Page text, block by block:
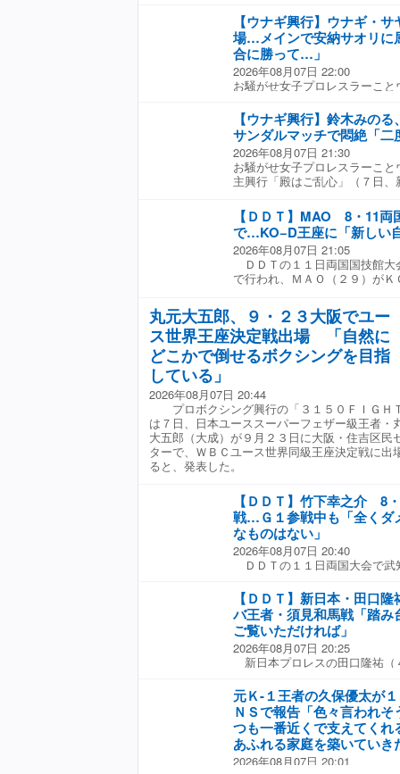
ベルトを守り続けることを誓
向けて「もっともっといろん
どんどん名を挙げてきてほし
ける」と戦う王者を宣言してい
っていた。
スピードは封じられていく
ング式ＤＤＴをくらって劣勢
されるが、スーパーフライを
スターで放り投げた。白熱の
エルボーの壮絶な打ち合いに
ント２でしのいだ中嶋は、ス
こん身のノーザンライトボム
２月末の初参戦から約５か月
めて「火祭り刀」を手にした
ランブル」を制した黒潮ＴＯ
木場１ｓｔＲＩＮＧ大会での
らもこれを受諾。最後は「Ｉ
さんの代名詞「１、２、３
バックステージでは「俺は歴
いるのか、リング上で考えた
歴史、いいものはある。だけ
ね。そのために俺はこの火祭
と初Ｖの喜びを語った。 さ
挙げ、「初出場、初優勝、初
初の破壊だ。この先どうなる
い。だけど、この火祭り刀を
す」と宣言。今後もゼロワン
【ウナギ興行】ウナギ・
場…メインで安納サオリに
合に勝って…」
2026年08月07日 22:00
お騒がせ女子プロレスラーこ
リ（スターダム）に敗北を
場という過酷なスケジュール
設けられた。リングで「ライ
を中断してウナギにとって有
できるのだ。 試合は、序盤か
た。ゴングと同時にジャーマ
がれないほどのダメージを負
イフライン使いや。無理やろ
た。 しかし「私は、８月１６
園大会）、安納とタッグベル
とこでライフラインなんか使
ルボーを打ち込み、腕十字固
い、両者一歩も譲らない展開
強烈なタイガースープレック
ドル（変形ローリング・ネッ
カウントを奪われた。 試合後
のチャンスだった。本当はこ
巻こうね』って言いたかった
と、安納から「当たり前や。
緒にベルト巻くぞ」と投げか
は毎日、いろんなところでプ
んなに来てもらって、プロレ
っています」とファンに約束
ャン！」と絶叫し、大会を締め
【ウナギ興行】鈴木みの
サンダルマッチで悶絶「二
2026年08月07日 21:30
お騒がせ女子プロレスラーこ
主興行「殿はご乱心」（７日
に勝利した。 この日の第３
は、ジャクソン、青木真也、
ギ、ＳＡＫＩ組と対戦。全員
た場合は５カウント以内に履
行われた。 試合は開始早々
な展開となった。一切動く気
と威勢よく出たはいいものの
ウナギも技を出すに至らない
休憩によるみのるのトークタ
ど大騒ぎに。みのるのパイル
となった。しかし、最後はジ
るは「こんなもん痛くもかゆ
と思ってんじゃねえ！ ただな
は言っておくよ。二度とやら
えていった。
【ＤＤＴ】MAO 8・11両
で…KO−D王座に「新しい
2026年08月07日 21:05
ＤＤＴの１１日両国国技館
で行われ、ＭＡＯ（２９）が
「このベルトを取ることによ
代あったんだよっていうのを
で頑張ってきたことに対する
と見据える。「俺と上野のこ
も良いです。みんな楽しんで
「僕が今まで無差別級に自分
は少なかったと思う。僕にと
由に動けなくなるんじゃない
で「今巻いても俺の足かせに
のベルトに吹き込めるんじゃ
「ＭＡＯに勝って、ＫＯ−Ｄ
ＤＤＴが東京ドームに行くま
の夏を楽しみましょう」と笑顔
丸元大五郎、９・２３大阪でユー
ス世界王座決定戦出場 「自然に
どこかで倒せるボクシングを目指
している」
2026年08月07日 20:44
プロボクシング興行の「３１５０ＦＩＧＨ
は７日、日本ユーススーパーフェザー級王者・
大五郎（大成）が９月２３日に大阪・住吉区民
ターで、ＷＢＣユース世界同級王座決定戦に出
ると、発表した。
【ＤＤＴ】竹下幸之介 8
戦…Ｇ１参戦中も「全くダ
なものはない」
2026年08月07日 20:40
ＤＤＴの１１日両国大会で
Ｅ ＴＡＫＥＳＨＩＴＡ（３
語った。 新日本プロレス、
選手として独自の道を切り開
武知と初シングルに臨む。「
は先輩面する気もないし、胸
海青という１人のレスラーと
本マットでは真夏の祭典「Ｇ
中。右目付近には６日後楽園
しいあざがあった。しかし、
そんなものはないです。Ｇ１
僕にとっても別の特別なもの
は迎えたいと思います」と超
【ＤＤＴ】新日本・田口
バ王者・須見和馬戦「踏み
ご覧いただければ」
2026年08月07日 20:25
新日本プロレスの田口隆祐
田口はＤＤＴの１１日両国大
いる。都内で７日に行われた
ービス「レッスルユニバース
ことを宣言し「私も１週間（
（加入が）まだの方はぜひ１
ていただいて、一緒にこの８
元Ｋ-１王者の久保優太が
ＮＳで報告「色々言われ
つも一番近くで支えてくれ
あふれる家庭を築いていき
2026年08月07日 20:01